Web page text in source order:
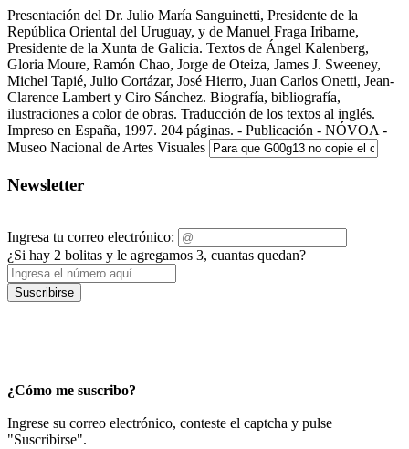
Presentación del Dr. Julio María Sanguinetti, Presidente de la
República Oriental del Uruguay, y de Manuel Fraga Iribarne,
Presidente de la Xunta de Galicia. Textos de Ángel Kalenberg,
Gloria Moure, Ramón Chao, Jorge de Oteiza, James J. Sweeney,
Michel Tapié, Julio Cortázar, José Hierro, Juan Carlos Onetti, Jean-
Clarence Lambert y Ciro Sánchez. Biografía, bibliografía,
ilustraciones a color de obras. Traducción de los textos al inglés.
Impreso en España, 1997. 204 páginas. - Publicación - NÓVOA -
Museo Nacional de Artes Visuales
Newsletter
Ingresa tu correo electrónico:
¿Si hay 2 bolitas y le agregamos 3, cuantas quedan?
Suscribirse
¿Cómo me suscribo?
Ingrese su correo electrónico, conteste el captcha y pulse
"Suscribirse".